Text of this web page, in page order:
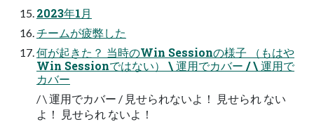
2023年1月
チームが疲弊した
何が起きた？ 当時のWin Sessionの様子 （もはや
Win Sessionではない） \ 運用でカバー / \ 運用で
カバー
/ \ 運用でカバー / 見せられないよ！ 見せられ ない
よ！ 見せられ ないよ！